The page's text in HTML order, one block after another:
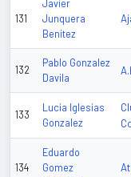
131
Javier
Junquera
Benitez
132
Pablo Gonzalez
Davila
133
Lucia Iglesias
Gonzalez
134
Eduardo
Gomez